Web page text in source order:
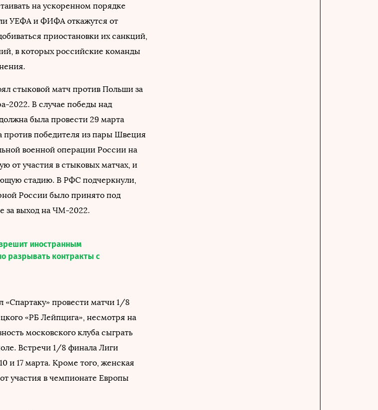
на ускоренном порядке
УЕФА и ФИФА откажутся от
приостановки их санкций,
в которых российские команды
стыковой матч против Польши за
2022. В случае победы над
была провести 29 марта
победителя из пары Швеция
военной операции России на
от участия в стыковых матчах, и
стадию. В РФС подчеркнули,
России было принято под
за выход на ЧМ-2022.
иностранным
разрывать контракты с
«Спартаку» провести матчи 1/8
«РБ Лейпцига», несмотря на
московского клуба сыграть
Встречи 1/8 финала Лиги
и 17 марта. Кроме того, женская
участия в чемпионате Европы